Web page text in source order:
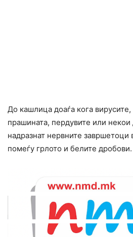
До кашлица доаѓа кога вирусите,
прашината, пердувите или некои
надразнат нервните
помеѓу грлото и белите дробови.